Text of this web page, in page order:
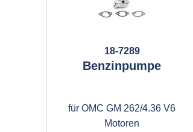
18-7289
Benzinpumpe
für OMC GM 262/4.36 V6
Motoren